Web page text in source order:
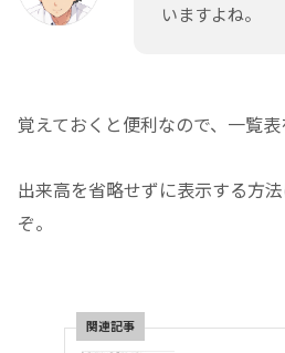
いますよね。
覚えておくと便利なので、一覧表
出来高を省略せずに表示する方
ぞ。